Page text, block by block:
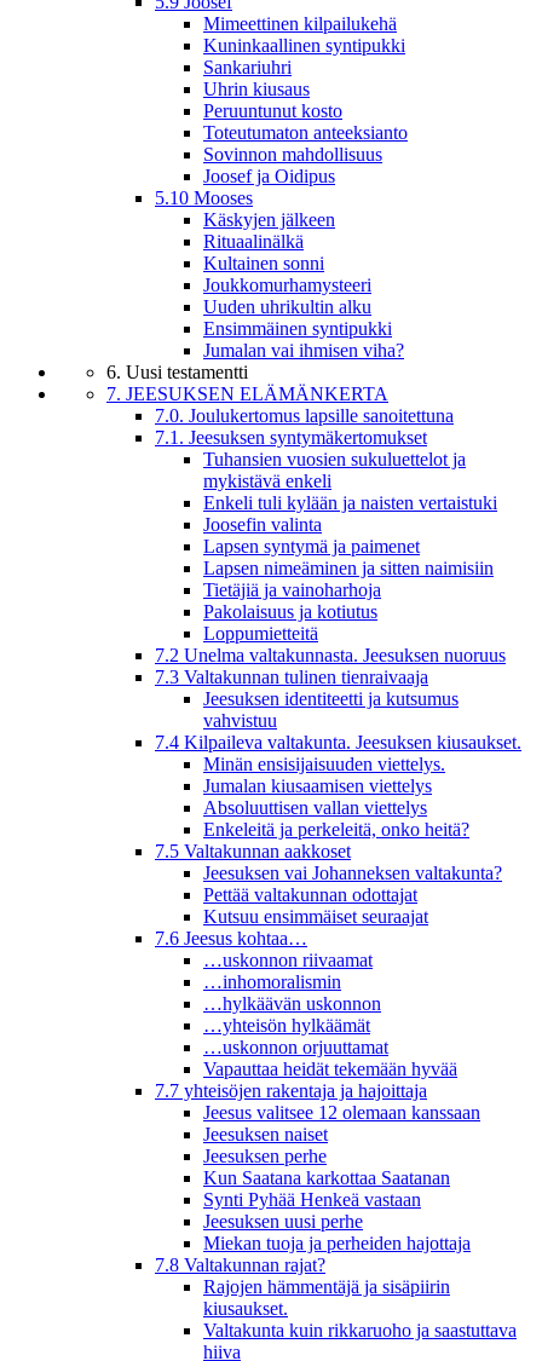
Mimeettinen kilpailukehä
Kuninkaallinen syntipukki
Sankariuhri
Uhrin kiusaus
Peruuntunut kosto
Toteutumaton anteeksianto
Sovinnon mahdollisuus
Joosef ja Oidipus
5.10 Mooses
Käskyjen jälkeen
Rituaalinälkä
Kultainen sonni
Joukkomurhamysteeri
Uuden uhrikultin alku
Ensimmäinen syntipukki
Jumalan vai ihmisen viha?
6. Uusi testamentti
7. JEESUKSEN ELÄMÄNKERTA
7.0. Joulukertomus lapsille sanoitettuna
7.1. Jeesuksen syntymäkertomukset
Tuhansien vuosien sukuluettelot ja
mykistävä enkeli
Enkeli tuli kylään ja naisten vertaistuki
Joosefin valinta
Lapsen syntymä ja paimenet
Lapsen nimeäminen ja sitten naimisiin
Tietäjiä ja vainoharhoja
Pakolaisuus ja kotiutus
Loppumietteitä
7.2 Unelma valtakunnasta. Jeesuksen nuoruus
7.3 Valtakunnan tulinen tienraivaaja
Jeesuksen identiteetti ja kutsumus
vahvistuu
7.4 Kilpaileva valtakunta. Jeesuksen kiusaukset.
Minän ensisijaisuuden viettelys.
Jumalan kiusaamisen viettelys
Absoluuttisen vallan viettelys
Enkeleitä ja perkeleitä, onko heitä?
7.5 Valtakunnan aakkoset
Jeesuksen vai Johanneksen valtakunta?
Pettää valtakunnan odottajat
Kutsuu ensimmäiset seuraajat
7.6 Jeesus kohtaa…
…uskonnon riivaamat
…inhomoralismin
…hylkäävän uskonnon
…yhteisön hylkäämät
…uskonnon orjuuttamat
Vapauttaa heidät tekemään hyvää
7.7 yhteisöjen rakentaja ja hajoittaja
Jeesus valitsee 12 olemaan kanssaan
Jeesuksen naiset
Jeesuksen perhe
Kun Saatana karkottaa Saatanan
Synti Pyhää Henkeä vastaan
Jeesuksen uusi perhe
Miekan tuoja ja perheiden hajottaja
7.8 Valtakunnan rajat?
Rajojen hämmentäjä ja sisäpiirin
kiusaukset.
Valtakunta kuin rikkaruoho ja saastuttava
hiiva